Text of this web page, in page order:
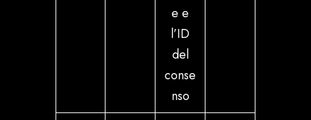
e e
l’ID
del
conse
nso